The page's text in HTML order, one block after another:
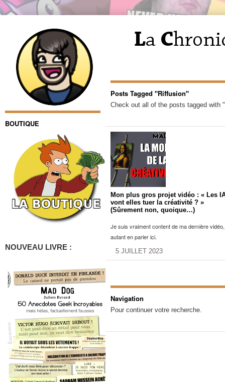
BOUTIQUE
NOUVEAU LIVRE :
Posts Tagged "Riffusion"
Check out all of the posts tagged with
Mon plus gros projet vidéo : « Les
vont elles tuer la créativité ? »
(Sûrement non, quoique…)
Je suis vraiment content de ma dernière vidéo,
autant en parler ici.
5 JUILLET 2023
Navigation
Pour continuer votre recherche.